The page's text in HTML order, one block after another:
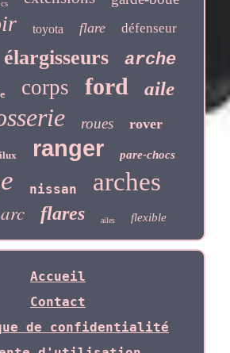
toyota flare défenseur
élargisseurs arche
corps ford aile
roues rover
ranger pare-chocs
nissan arches
arc flares ailes flexible
Accueil
Contact
de confidentialité